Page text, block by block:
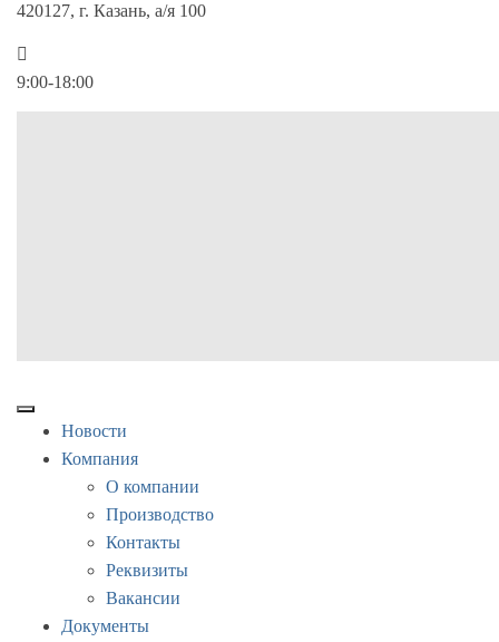
420127, г. Казань, а/я 100
9:00-18:00
Новости
Компания
О компании
Производство
Контакты
Реквизиты
Вакансии
Документы